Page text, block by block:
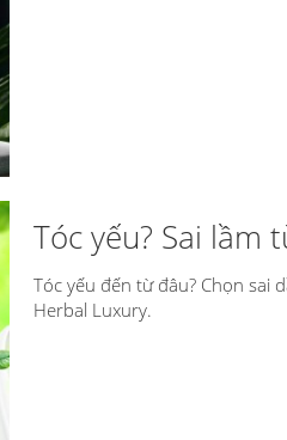
Tóc yếu? Sai lầm
Tóc yếu đến từ đâu? Chọn sai
Herbal Luxury.